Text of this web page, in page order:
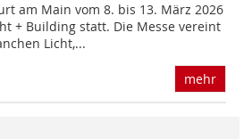
am Main vom 8. bis 13. März 2026
+ Building statt. Die Messe vereint
Licht,...
mehr